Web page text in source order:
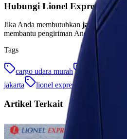
Hubungi Lionel Express
Jika Anda membutuhkan jasa kirim
membantu pengiriman Anda kapan saja!
Tags
cargo udara murah
jakarta
lionel express
Artikel Terkait